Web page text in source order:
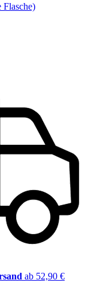
ab 52,90 €